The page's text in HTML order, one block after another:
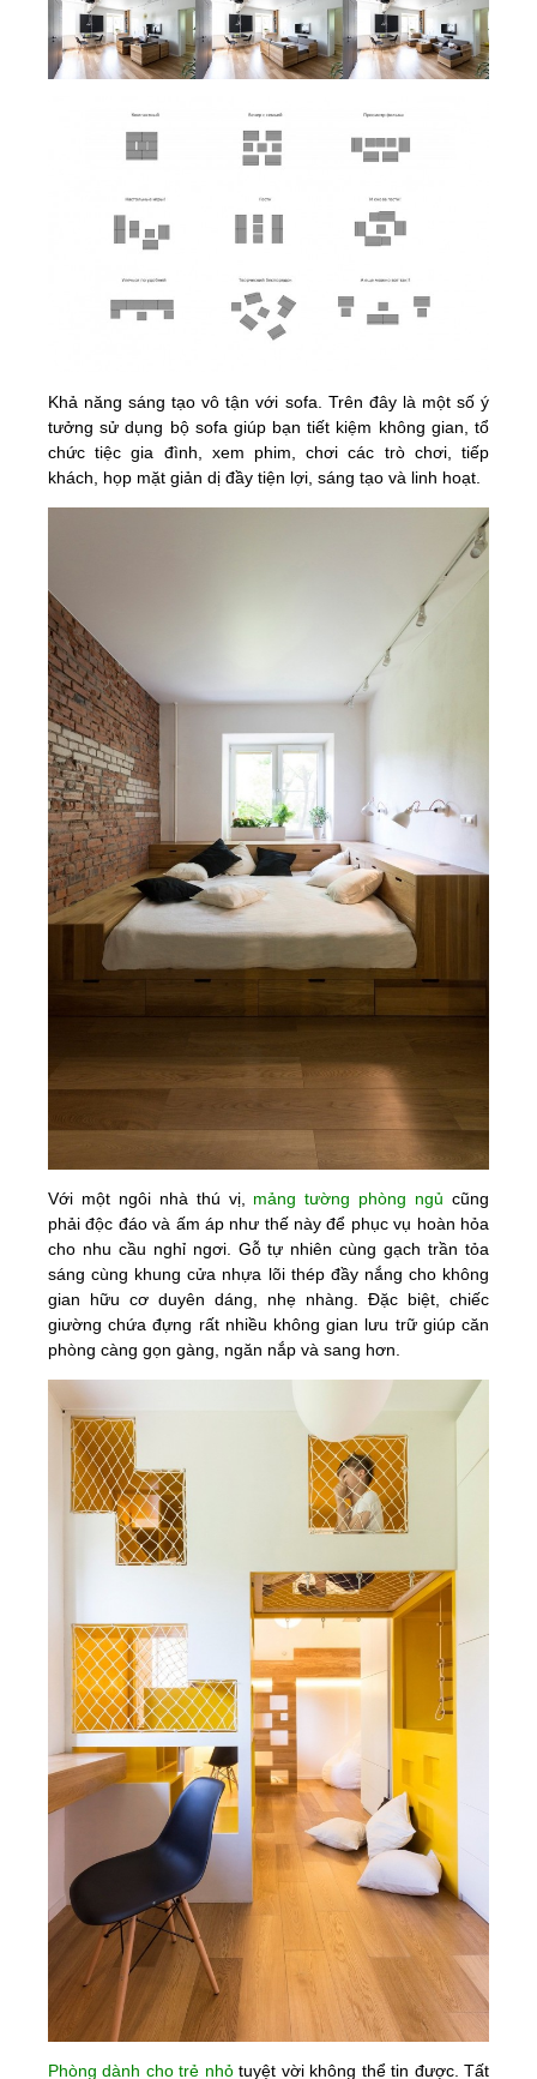
Khả năng sáng tạo vô tận với sofa. Trên đây là một số ý
tưởng sử dụng bộ sofa giúp bạn tiết kiệm không gian, tổ
chức tiệc gia đình, xem phim, chơi các trò chơi, tiếp
khách, họp mặt giản dị đầy tiện lợi, sáng tạo và linh hoạt.
Với một ngôi nhà thú vị, mảng tường phòng ngủ cũng
phải độc đáo và ấm áp như thế này để phục vụ hoàn hỏa
cho nhu cầu nghỉ ngơi. Gỗ tự nhiên cùng gạch trần tỏa
sáng cùng khung cửa nhựa lõi thép đầy nắng cho không
gian hữu cơ duyên dáng, nhẹ nhàng. Đặc biệt, chiếc
giường chứa đựng rất nhiều không gian lưu trữ giúp căn
phòng càng gọn gàng, ngăn nắp và sang hơn.
Phòng dành cho trẻ nhỏtuyệt vời không thể tin được. Tất